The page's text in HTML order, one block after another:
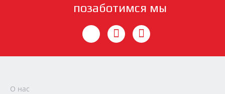
позаботимся мы
О нас